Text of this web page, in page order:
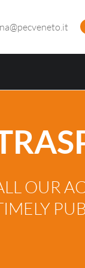
OUR